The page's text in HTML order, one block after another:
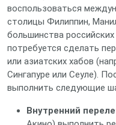
воспользоваться
столицы Филиппин,
большинства
потребуется сделать
или азиатских хабов
Сингапуре или Сеуле).
выполнить следующие
Внутренний